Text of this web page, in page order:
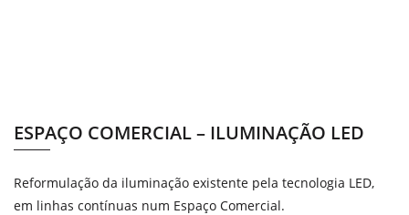
ESPAÇO COMERCIAL – ILUMINAÇÃO LED
Reformulação da iluminação existente pela tecnologia LED,
em linhas contínuas num Espaço Comercial.